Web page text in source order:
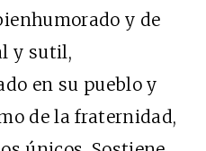
y de
y sutil,
en su pueblo y
de la fraternidad,